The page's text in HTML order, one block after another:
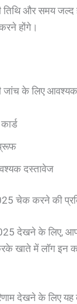
तिथि और समय जल्द
होंगे।
जांच के लिए
दस्तावेज
चेक करने की
देखने के लिए,
खाते में लॉग
देखने के लिए यह